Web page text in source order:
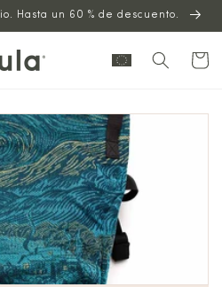
Hasta un 60 % de descuento.
Carrito